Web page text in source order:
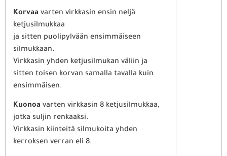
Korvaa varten virkkasin ensin neljä
ketjusilmukkaa
ja sitten puolipylvään ensimmäiseen
silmukkaan.
Virkkasin yhden ketjusilmukan väliin ja
sitten toisen korvan samalla tavalla kuin
ensimmäisen.
Kuonoa varten virkkasin 8 ketjusilmukkaa,
jotka suljin renkaaksi.
Virkkasin kiinteitä silmukoita yhden
kerroksen verran eli 8.